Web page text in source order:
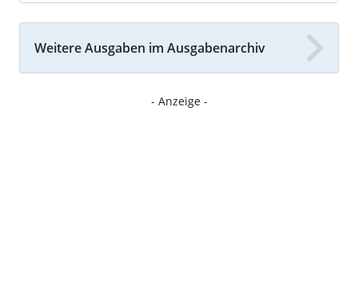
Weitere Ausgaben im Ausgabenarchiv
- Anzeige -